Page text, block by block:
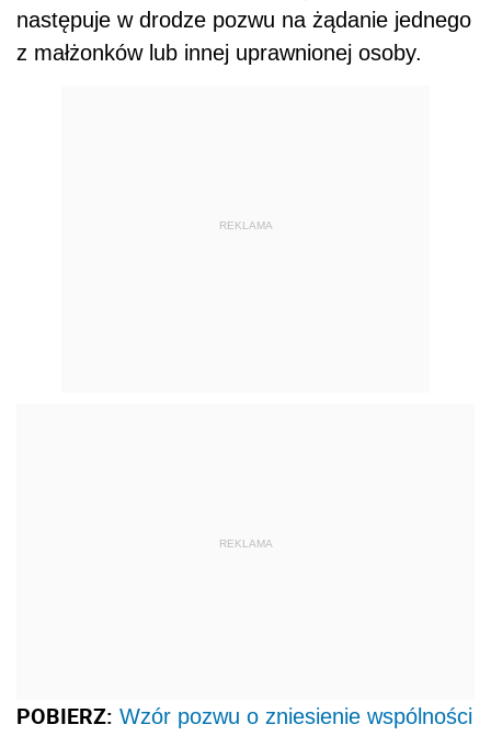
następuje w drodze pozwu na żądanie jednego
z małżonków lub innej uprawnionej osoby.
REKLAMA
REKLAMA
POBIERZ: Wzór pozwu o zniesienie wspólności